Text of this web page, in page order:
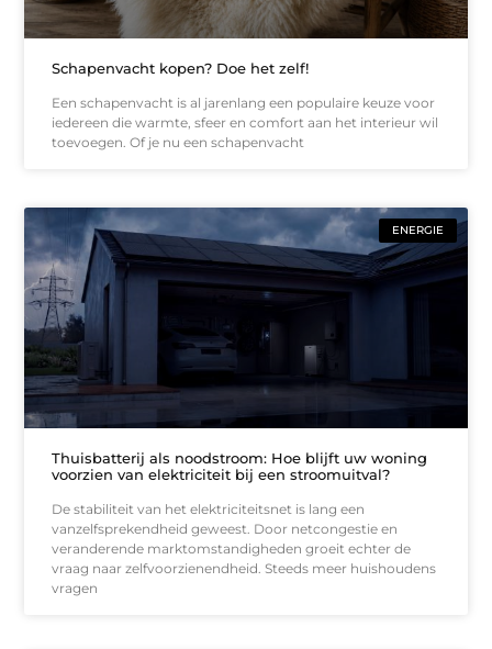
Schapenvacht kopen? Doe het zelf!
Een schapenvacht is al jarenlang een populaire keuze voor
iedereen die warmte, sfeer en comfort aan het interieur wil
toevoegen. Of je nu een schapenvacht
ENERGIE
Thuisbatterij als noodstroom: Hoe blijft uw woning
voorzien van elektriciteit bij een stroomuitval?
De stabiliteit van het elektriciteitsnet is lang een
vanzelfsprekendheid geweest. Door netcongestie en
veranderende marktomstandigheden groeit echter de
vraag naar zelfvoorzienendheid. Steeds meer huishoudens
vragen